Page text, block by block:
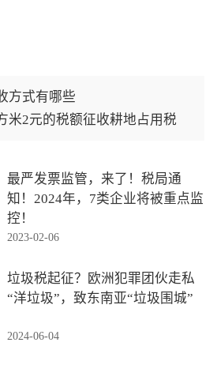
方式有哪些
米2元的税额征收耕地占用税
最严发票监管，来了！税局通
知！2024年，7类企业将被重点监
控！
2023-02-06
垃圾税起征？欧洲犯罪团伙走私
“洋垃圾”，致东南亚“垃圾围城”
2024-06-04